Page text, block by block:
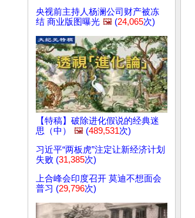
央视前主持人杨澜公司财产被冻
结 商业版图曝光 🖼️ (24,065次)
【特稿】破除进化假说的经典迷
思（中）
🖼️ (489,531次)
习近平“两板虎”注定让新经济计划
失败 (31,385次)
上合峰会印度召开 莫迪不想面会
普习 (29,796次)